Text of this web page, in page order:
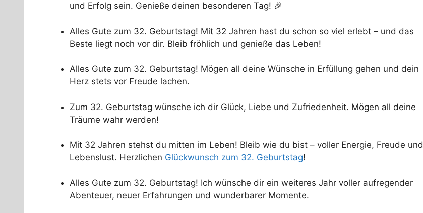
und Erfolg sein. Genieße deinen besonderen Tag! 🎉
Alles Gute zum 32. Geburtstag! Mit 32 Jahren hast du schon so viel erlebt – und das
Beste liegt noch vor dir. Bleib fröhlich und genieße das Leben!
Alles Gute zum 32. Geburtstag! Mögen all deine Wünsche in Erfüllung gehen und dein
Herz stets vor Freude lachen.
Zum 32. Geburtstag wünsche ich dir Glück, Liebe und Zufriedenheit. Mögen all deine
Träume wahr werden!
Mit 32 Jahren stehst du mitten im Leben! Bleib wie du bist – voller Energie, Freude und
Lebenslust. Herzlichen Glückwunsch zum 32. Geburtstag!
Alles Gute zum 32. Geburtstag! Ich wünsche dir ein weiteres Jahr voller aufregender
Abenteuer, neuer Erfahrungen und wunderbarer Momente.